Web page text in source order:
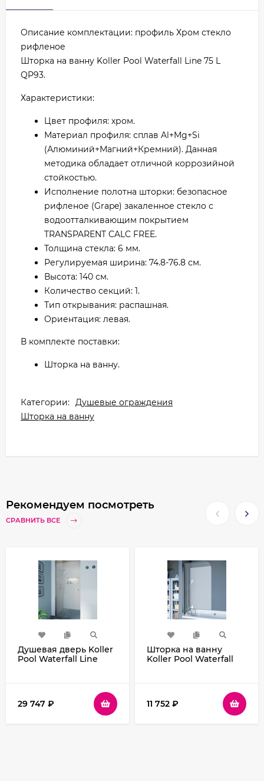
Описание комплектации: профиль Хром стекло
рифленое
Шторка на ванну Koller Pool Waterfall Line 75 L
QP93.
Характеристики:
Цвет профиля: хром.
Материал профиля: сплав Al+Mg+Si
(Алюминий+Магний+Кремний). Данная
методика обладает отличной коррозийной
стойкостью.
Исполнение полотна шторки: безопасное
рифленое (Grape) закаленное стекло с
водоотталкивающим покрытием
TRANSPARENT CALC FREE.
Толщина стекла: 6 мм.
Регулируемая ширина: 74.8-76.8 см.
Высота: 140 см.
Количество секций: 1.
Тип открывания: распашная.
Ориентация: левая.
В комплекте поставки:
Шторка на ванну.
Категории: Душевые ограждения
Шторка на ванну
Рекомендуем посмотреть
СРАВНИТЬ ВСЕ
Душевая дверь Koller
Pool Waterfall Line
29 747 ₽
Шторка на ванну
Koller Pool Waterfall
11 752 ₽